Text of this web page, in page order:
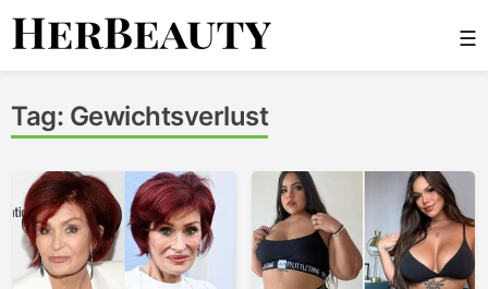
Skip
☰
Tag: Gewichtsverlust